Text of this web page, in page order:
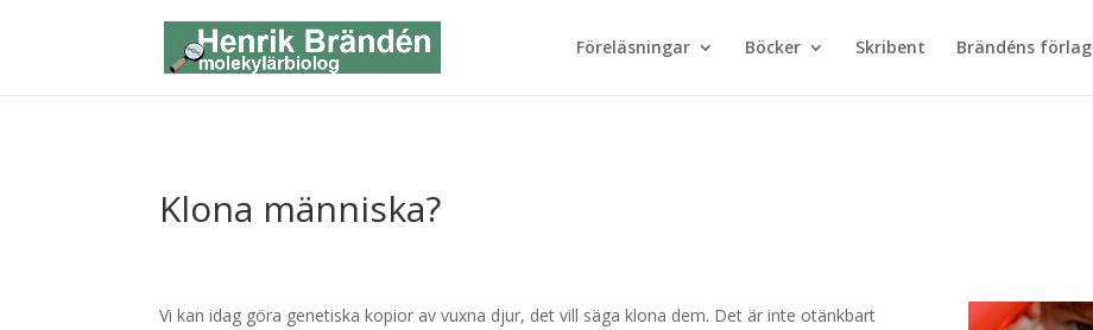
Föreläsningar Böcker Skribent Brändéns förlag
Klona människa?
Vi kan idag göra genetiska kopior av vuxna djur, det vill säga klona dem. Det är inte otänkbart